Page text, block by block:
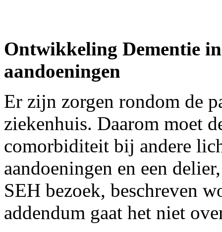
Ontwikkeling Dementie
aandoeningen
Er zijn zorgen rondom de
ziekenhuis. Daarom moet
comorbiditeit bij andere
aandoeningen en een
SEH bezoek, beschreven
addendum gaat het niet